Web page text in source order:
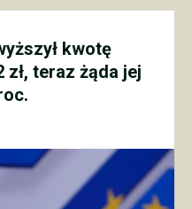
kwotę
teraz żąda jej